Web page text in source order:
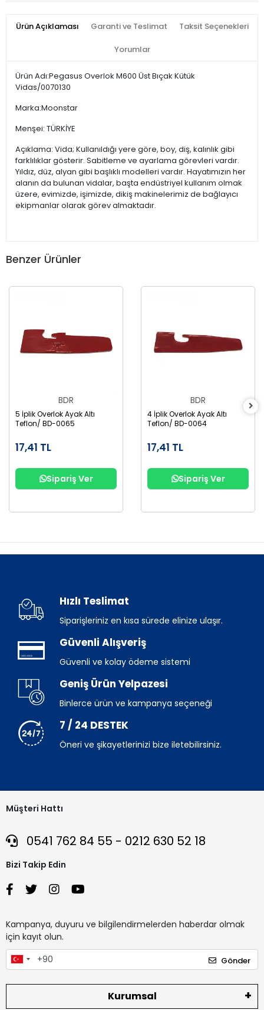
Ürün Açıklaması Garanti ve Teslimat Taksit Seçenekleri
Yorumlar
Ürün Adı:Pegasus Overlok M600 Üst Bıçak Kütük
Vidas/0070130
Marka:Moonstar
Menşei: TÜRKİYE
Açıklama: Vida; Kullanıldığı yere göre, boy, diş, kalınlık gibi
farklılıklar gösterir. Sabitleme ve ayarlama görevleri vardır.
Yıldız, düz, alyan gibi başlıklı modelleri vardır. Hayatımızın her
alanın da bulunan vidalar, başta endüstriyel kullanım olmak
üzere, evimizde, işimizde, dikiş makinelerimiz de bağlayıcı
ekipmanlar olarak görev almaktadır.
Benzer Ürünler
BDR
5 İplik Overlok Ayak Altı
Teflon/ BD-0065
17,41 TL
Sipariş Ver
BDR
4 İplik Overlok Ayak Altı
Teflon/ BD-0064
17,41 TL
Sipariş Ver
Hızlı Teslimat
Siparişleriniz en kısa sürede elinize ulaşır.
Güvenli Alışveriş
Güvenli ve kolay ödeme sistemi
Geniş Ürün Yelpazesi
Binlerce ürün ve kampanya seçeneği
7 / 24 DESTEK
Öneri ve şikayetlerinizi bize iletebilirsiniz.
Müşteri Hattı
0541 762 84 55 - 0212 630 52 18
Bizi Takip Edin
Kampanya, duyuru ve bilgilendirmelerden haberdar olmak
için kayıt olun.
Gönder
Kurumsal